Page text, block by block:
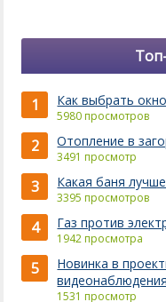
1 Как выбрать
5980 просмотров
2 Отопление в
3491 просмотр
3 Какая баня лучше
3395 просмотров
4 Газ против
1942 просмотра
5
Новинка в
видеонаблюдения
1531 просмотр